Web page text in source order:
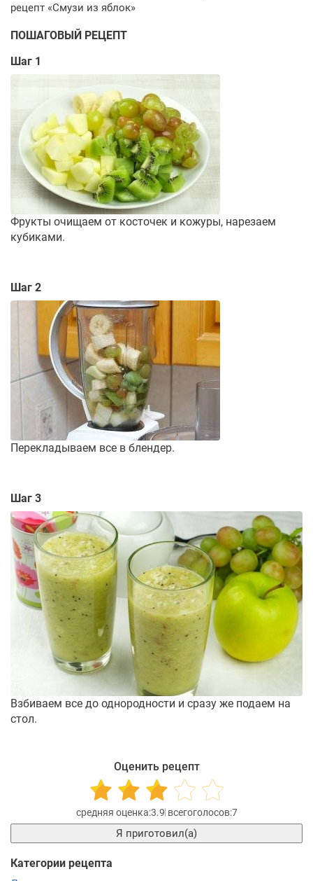
ПОШАГОВЫЙ РЕЦЕПТ
Шаг 1
Фрукты очищаем от косточек и кожуры, нарезаем
кубиками.
Шаг 2
Перекладываем все в блендер.
Шаг 3
Взбиваем все до однородности и сразу же подаем на
стол.
Оценить рецепт
3.9 7
Я приготовил(а)
Категории рецепта